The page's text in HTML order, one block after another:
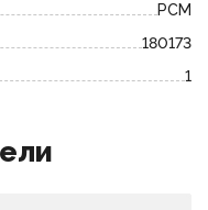
РСМ
180173
1